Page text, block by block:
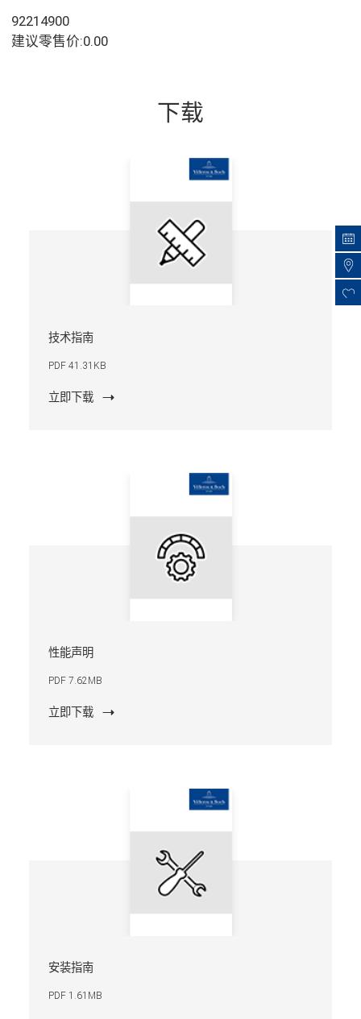
1120 mm
92214900
建议零售价:0.00
下载
技术指南
PDF 41.31KB
立即下载
性能声明
PDF 7.62MB
立即下载
安装指南
PDF 1.61MB